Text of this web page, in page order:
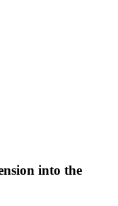
into the